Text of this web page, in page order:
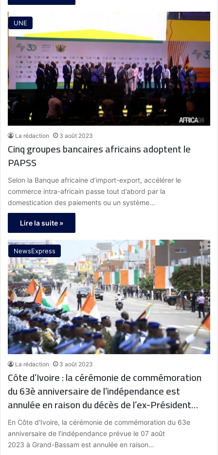
UNE
La rédaction 3 août 2023
Cinq groupes bancaires africains adoptent le
PAPSS
Selon la Banque africaine d’import-export, accélérer le
commerce intra-africain passe tout d’abord par la
domestication des paiements ou un système…
Lire la suite »
NewsExpress
La rédaction 3 août 2023
Côte d’Ivoire : la cérémonie de commémoration
du 63è anniversaire de l’indépendance est
annulée en raison du décès de l’ex-Président
Henri Konan Bédié
En Côte d'Ivoire, la cérémonie de commémoration du 63e
anniversaire de l’indépendance prévue le 07 août
2023 à Grand-Bassam est annulée en raison…